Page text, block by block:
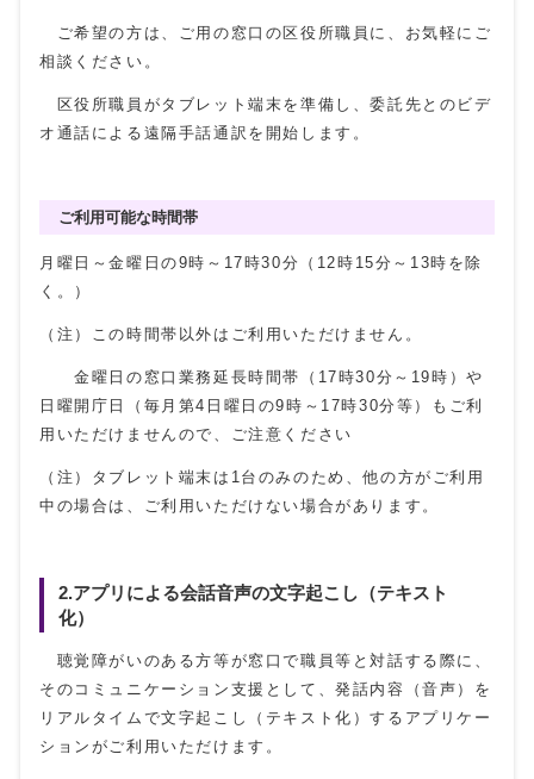
ご希望の方は、ご用の窓口の区役所職員に、お気軽にご
相談ください。
区役所職員がタブレット端末を準備し、委託先とのビデ
オ通話による遠隔手話通訳を開始します。
ご利用可能な時間帯
月曜日～金曜日の9時～17時30分（12時15分～13時を除
く。）
（注）この時間帯以外はご利用いただけません。
金曜日の窓口業務延長時間帯（17時30分～19時）や
日曜開庁日（毎月第4日曜日の9時～17時30分等）もご利
用いただけませんので、ご注意ください
（注）タブレット端末は1台のみのため、他の方がご利用
中の場合は、ご利用いただけない場合があります。
2.アプリによる会話音声の文字起こし（テキスト
化）
聴覚障がいのある方等が窓口で職員等と対話する際に、
そのコミュニケーション支援として、発話内容（音声）を
リアルタイムで文字起こし（テキスト化）するアプリケー
ションがご利用いただけます。